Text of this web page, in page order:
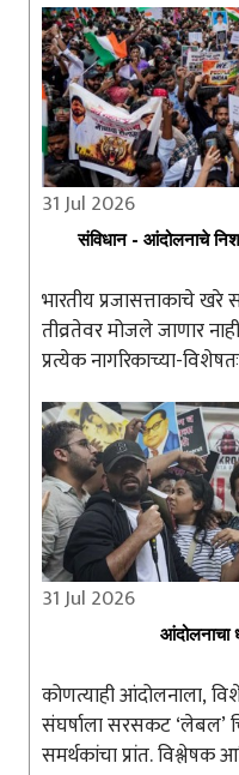
31 Jul 2026
संविधान - आंदोलनाचे
भारतीय प्रजासत्ताकाचे खरे
तीव्रतेवर मोजले जाणार
प्रत्येक नागरिकाच्या-
31 Jul 2026
आंदोलनाचा
कोणत्याही आंदोलनाला,
संघर्षाला सरसकट ‘लेबल’
समर्थकांचा प्रांत. विश्लेषक